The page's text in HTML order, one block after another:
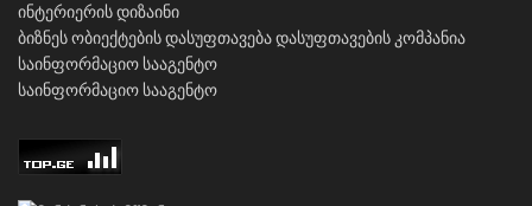
ინტერიერის დიზაინი
ბიზნეს ობიექტების დასუფთავებადასუფთავების კომპანია
საინფორმაციო სააგენტო
საინფორმაციო სააგენტო